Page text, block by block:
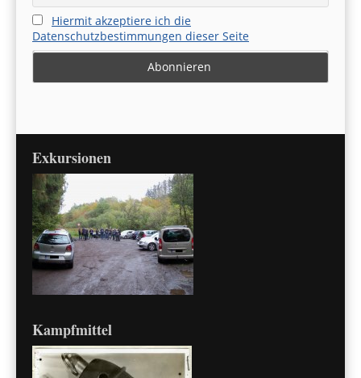
Hiermit akzeptiere ich die
Datenschutzbestimmungen dieser Seite
Exkursionen
Kampfmittel